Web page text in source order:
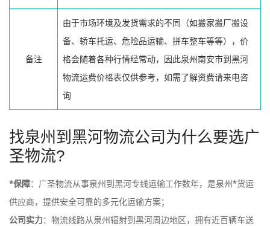
备注
由于市场环境及发货需求的不同（如搬家搬厂搬设
备、轿车托运、危险品运输、拼车整车等等），价
格会随着各种行情经常动，因此泉州南安市到黑河
物流运费价格表仅供参考，如需了解资费请来电咨
询
找泉州到黑河物流公司为什么要选广
圣物流?
*保障：广圣物流从事泉州到黑河专线运输工作数年，是泉州*货运
供应商，提供安全可靠的多元化运输方案；
公司实力：物流线路从泉州辐射到黑河周边地区，拥有近百辆车送